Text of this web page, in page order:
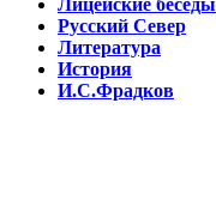
Лицейские беседы
Русский Север
Литература
История
И.С.Фрадков